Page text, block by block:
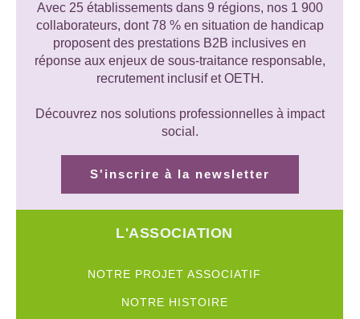
Avec 25 établissements dans 9 régions, nos 1 900
collaborateurs, dont 78 % en situation de handicap
proposent des prestations B2B inclusives en
réponse aux enjeux de sous-traitance responsable,
recrutement inclusif et OETH.
Découvrez nos solutions professionnelles à impact
social.
S'inscrire à la newsletter
L'ASSOCIATION
NOTRE PROJET ASSOCIATIF
NOTRE HISTOIRE